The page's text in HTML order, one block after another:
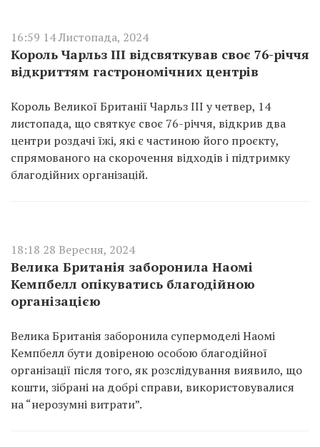
16:59 14 Листопада, 2024
Король Чарльз III відсвяткував своє 76-річчя
відкриттям гастрономічних центрів
Король Великої Британії Чарльз III у четвер, 14
листопада, що святкує своє 76-річчя, відкрив два
центри роздачі їжі, які є частиною його проєкту,
спрямованого на скорочення відходів і підтримку
благодійних організацій.
18:18 28 Вересня, 2024
Велика Британія заборонила Наомі
Кемпбелл опікуватись благодійною
організацією
Велика Британія заборонила супермоделі Наомі
Кемпбелл бути довіреною особою благодійної
організації після того, як розслідування виявило, що
кошти, зібрані на добрі справи, використовувалися
на “нерозумні витрати”.